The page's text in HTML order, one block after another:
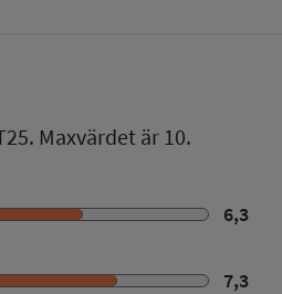
. Maxvärdet är 10.
6,3
7,3